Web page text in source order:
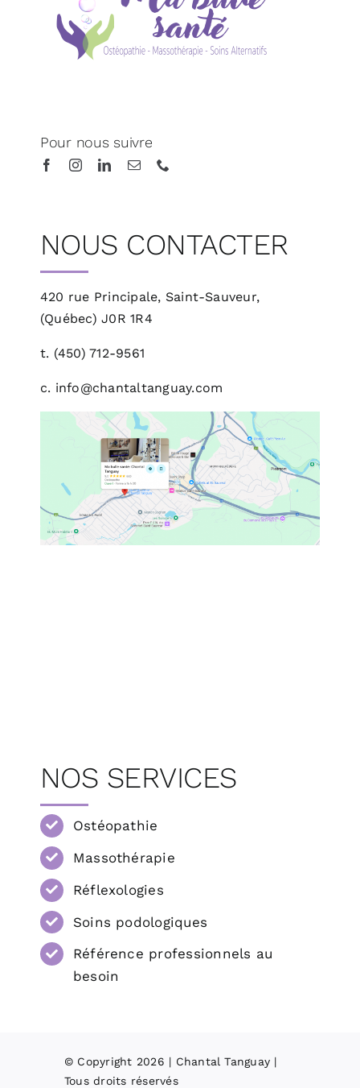
Pour nous suivre
NOUS CONTACTER
420 rue Principale, Saint-Sauveur,
(Québec)J0R 1R4
t. (450) 712-9561
c. info@chantaltanguay.com
NOS SERVICES
Ostéopathie
Massothérapie
Réflexologies
Soins podologiques
Référence professionnels au
besoin
© Copyright 2026 | Chantal Tanguay |
Tous droits réservés